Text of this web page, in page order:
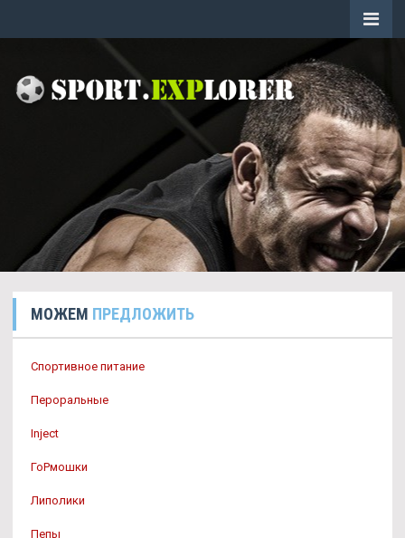
МОЖЕМ ПРЕДЛОЖИТЬ
Спортивное питание
Пероральные
Inject
ГоРмошки
Липолики
Пепы